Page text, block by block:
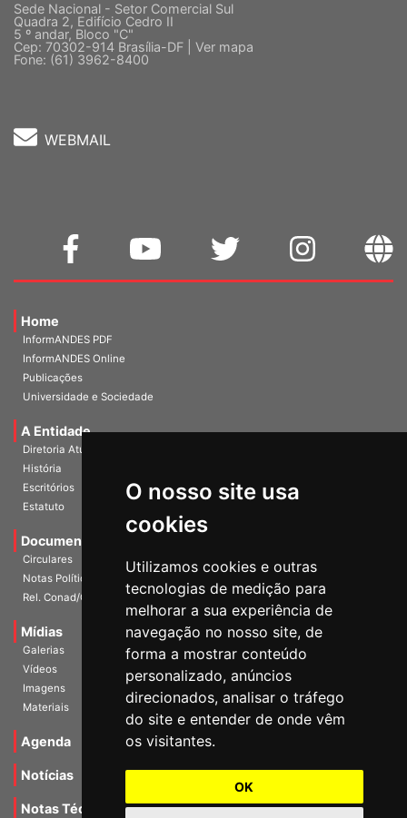
O nosso site usa
cookies
Utilizamos cookies e outras
tecnologias de medição para
melhorar a sua experiência de
navegação no nosso site, de
forma a mostrar conteúdo
personalizado, anúncios
direcionados, analisar o tráfego
do site e entender de onde vêm
os visitantes.
OK
Sede Nacional - Setor Comercial Sul
Quadra 2, Edifício Cedro II
5 º andar, Bloco "C"
Cep: 70302-914 Brasília-DF | Ver mapa
Fone: (61) 3962-8400
WEBMAIL
Home
InformANDES PDF
InformANDES Online
Publicações
Universidade e Sociedade
A Entidade
Diretoria Atual
História
Escritórios
Estatuto
Documentos
Circulares
Notas Políticas
Rel. Conad/Congresso
Mídias
Galerias
Vídeos
Imagens
Materiais
Agenda
Notícias
Notas Técnicas